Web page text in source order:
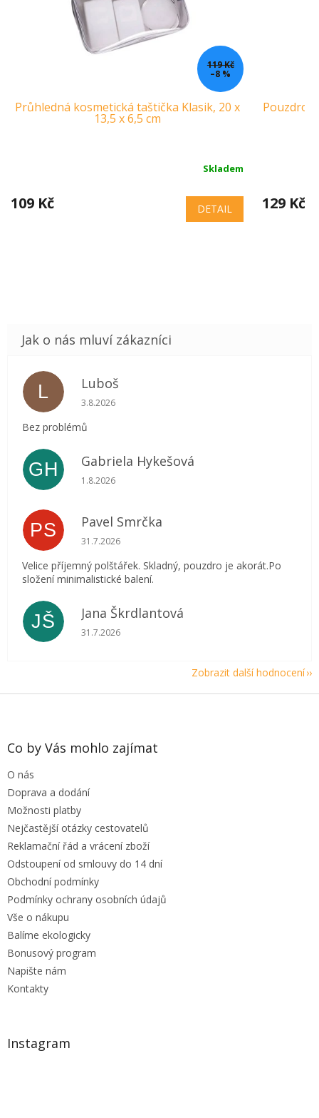
119 Kč
–8 %
Průhledná kosmetická taštička Klasik, 20 x
13,5 x 6,5 cm
Skladem
109 Kč DETAIL
Pouzdro/
129 Kč
L Luboš
Hodnocení obchodu je 5 z 5 hvězdiček.
3.8.2026
Bez problémů
GH Gabriela Hykešová
Hodnocení obchodu je 5 z 5 hvězdiček.
1.8.2026
PS Pavel Smrčka
Hodnocení obchodu je 5 z 5 hvězdiček.
31.7.2026
Velice příjemný polštářek. Skladný, pouzdro je akorát.Po
složení minimalistické balení.
JŠ Jana Škrdlantová
Hodnocení obchodu je 5 z 5 hvězdiček.
31.7.2026
Zobrazit další hodnocení
Z
Co by Vás mohlo zajímat
O nás
Doprava a dodání
Možnosti platby
Nejčastější otázky cestovatelů
Reklamační řád a vrácení zboží
Odstoupení od smlouvy do 14 dní
Obchodní podmínky
Podmínky ochrany osobních údajů
Vše o nákupu
Balíme ekologicky
Bonusový program
Napište nám
Kontakty
Instagram